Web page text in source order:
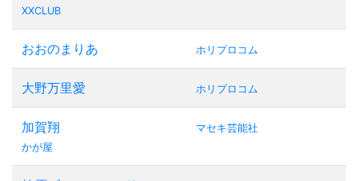
XXCLUB
おおのまりあ ホリプロコム
大野万里愛 ホリプロコム
加賀翔
かが屋
マセキ芸能社